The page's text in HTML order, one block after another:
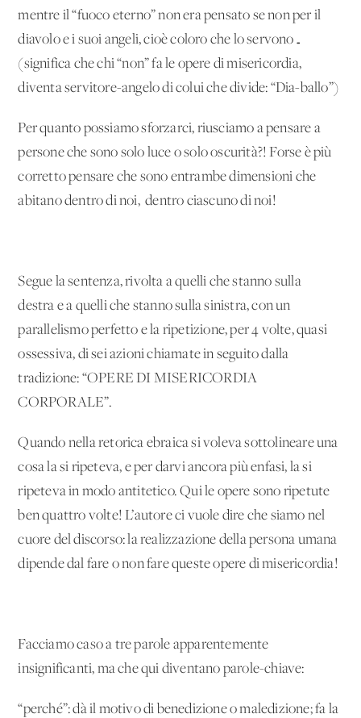
mentre il “fuoco eterno” non era pensato se non per il
diavolo e i suoi angeli, cioè coloro che lo servono…
(significa che chi “non” fa le opere di misericordia,
diventa servitore-angelo di colui che divide: “Dia-ballo”)
Per quanto possiamo sforzarci, riusciamo a pensare a
persone che sono solo luce o solo oscurità?! Forse è più
corretto pensare che sono entrambe dimensioni che
abitano dentro di noi, dentro ciascuno di noi!
Segue la sentenza, rivolta a quelli che stanno sulla
destra e a quelli che stanno sulla sinistra, con un
parallelismo perfetto e la ripetizione, per 4 volte, quasi
ossessiva, di sei azioni chiamate in seguito dalla
tradizione: “OPERE DI MISERICORDIA
CORPORALE”.
Quando nella retorica ebraica si voleva sottolineare una
cosa la si ripeteva, e per darvi ancora più enfasi, la si
ripeteva in modo antitetico. Qui le opere sono ripetute
ben quattro volte! L’autore ci vuole dire che siamo nel
cuore del discorso: la realizzazione della persona umana
dipende dal fare o non fare queste opere di misericordia!
Facciamo caso a tre parole apparentemente
insignificanti, ma che qui diventano parole-chiave:
“perché”: dà il motivo di benedizione o maledizione; fa la